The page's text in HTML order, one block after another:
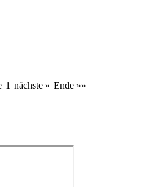
1 nächste » Ende »»